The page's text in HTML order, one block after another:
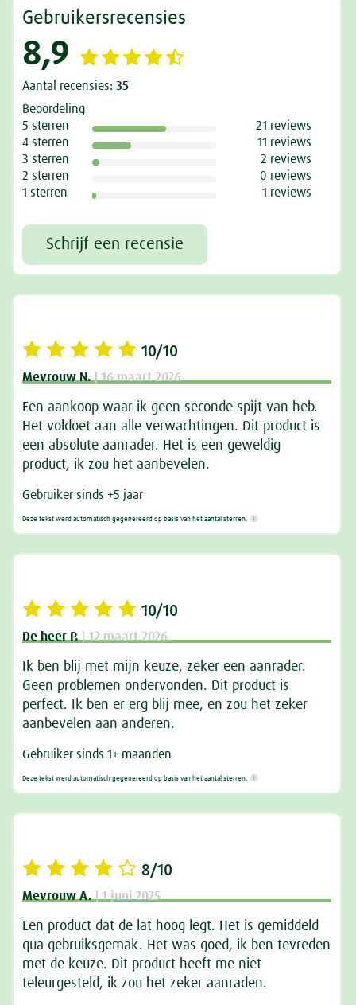
Gebruikersrecensies
8,9
Aantal recensies:35
Beoordeling
5 sterren
21 reviews
4 sterren
11 reviews
3 sterren
2 reviews
2 sterren
0 reviews
1 sterren
1 reviews
Schrijf een recensie
10/10
Mevrouw N. | 16 maart 2026
Een aankoop waar ik geen seconde spijt van heb.
Het voldoet aan alle verwachtingen. Dit product is
een absolute aanrader. Het is een geweldig
product, ik zou het aanbevelen.
Gebruiker sinds +5 jaar
Deze tekst werd automatisch gegenereerd op basis van het aantal sterren.
10/10
De heer P. | 12 maart 2026
Ik ben blij met mijn keuze, zeker een aanrader.
Geen problemen ondervonden. Dit product is
perfect. Ik ben er erg blij mee, en zou het zeker
aanbevelen aan anderen.
Gebruiker sinds 1+ maanden
Deze tekst werd automatisch gegenereerd op basis van het aantal sterren.
8/10
Mevrouw A. | 1 juni 2025
Een product dat de lat hoog legt. Het is gemiddeld
qua gebruiksgemak. Het was goed, ik ben tevreden
met de keuze. Dit product heeft me niet
teleurgesteld, ik zou het zeker aanraden.